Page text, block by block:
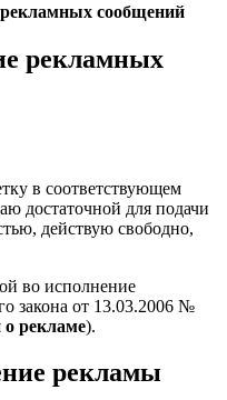
рекламных сообщений
рекламных
в соответствующем
достаточной для подачи
действую свободно,
во исполнение
закона от 13.03.2006 №
о рекламе).
рекламы